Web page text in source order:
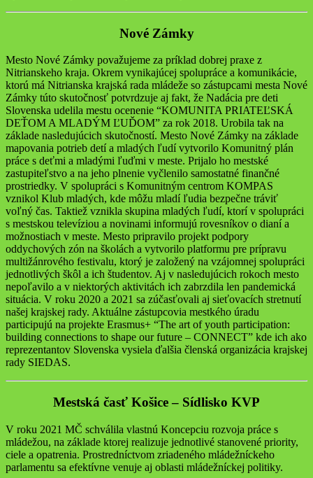
Nové Zámky
Mesto Nové Zámky považujeme za príklad dobrej praxe z
Nitrianskeho kraja. Okrem vynikajúcej spolupráce a komunikácie,
ktorú má Nitrianska krajská rada mládeže so zástupcami mesta Nové
Zámky túto skutočnosť potvrdzuje aj fakt, že Nadácia pre deti
Slovenska udelila mestu ocenenie “KOMUNITA PRIATEĽSKÁ
DEŤOM A MLADÝM ĽUĎOM” za rok 2018. Urobila tak na
základe nasledujúcich skutočností. Mesto Nové Zámky na základe
mapovania potrieb detí a mladých ľudí vytvorilo Komunitný plán
práce s deťmi a mladými ľuďmi v meste. Prijalo ho mestské
zastupiteľstvo a na jeho plnenie vyčlenilo samostatné finančné
prostriedky. V spolupráci s Komunitným centrom KOMPAS
vznikol Klub mladých, kde môžu mladí ľudia bezpečne tráviť
voľný čas. Taktiež vznikla skupina mladých ľudí, ktorí v spolupráci
s mestskou televíziou a novinami informujú rovesníkov o dianí a
možnostiach v meste. Mesto pripravilo projekt podpory
oddychových zón na školách a vytvorilo platformu pre prípravu
multižánrového festivalu, ktorý je založený na vzájomnej spolupráci
jednotlivých škôl a ich študentov. Aj v nasledujúcich rokoch mesto
nepoľavilo a v niektorých aktivitách ich zabrzdila len pandemická
situácia. V roku 2020 a 2021 sa zúčasťovali aj sieťovacích stretnutí
našej krajskej rady. Aktuálne zástupcovia mestkého úradu
participujú na projekte Erasmus+ “The art of youth participation:
building connections to shape our future – CONNECT” kde ich ako
reprezentantov Slovenska vysiela ďalšia členská organizácia krajskej
rady SIEDAS.
Mestská časť Košice – Sídlisko KVP
V roku 2021 MČ schválila vlastnú Koncepciu rozvoja práce s
mládežou, na základe ktorej realizuje jednotlivé stanovené priority,
ciele a opatrenia. Prostredníctvom zriadeného mládežníckeho
parlamentu sa efektívne venuje aj oblasti mládežníckej politiky.